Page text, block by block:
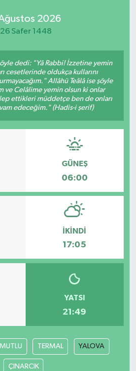
2026
26 Safer 1448
dedi: "Yâ Rabbi! İzzetine yemin
cesetlerinde oldukça kullarını
Allâhü Teâlâ ise şöyle
ve Celâlime yemin olsun ki onlar
ettikleri müddetçe ben de onları
edeceğim." (Hadis-i şerif)
GÜNEŞ
06:00
İKINDI
17:05
YATSI
21:49
TERMAL YALOVA
ÇINARCIK